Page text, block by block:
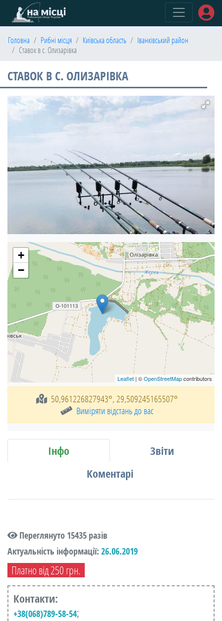
Головна Рибні місця Київська область
Іванківський район
Ставок в с. Олизарівка
СТАВОК В С. ОЛИЗАРІВКА
+
−
Leaflet | ©OpenStreetMapcontributors
50,961226827943°, 29,509245165507°
Виміряти відстань до вас
Інфо
Звіти
Коментарі
Переглянуто 15435 разів
Актуальність інформації: 26.06.2019
Платно від 250 грн.
Контакти:
+38(068)789-58-54;